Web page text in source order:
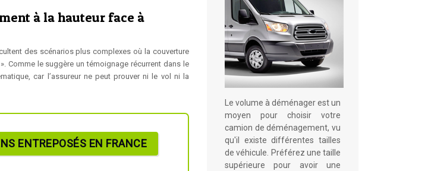
à la hauteur face à
des scénarios plus complexes où la couverture
Comme le suggère un témoignage récurrent dans le
car l’assureur ne peut prouver ni le vol ni la
ENTREPOSÉS EN FRANCE
Le volume à déménager est un
moyen pour choisir votre
camion de déménagement, vu
qu'il existe différentes tailles
de véhicule. Préférez une taille
supérieure pour avoir une